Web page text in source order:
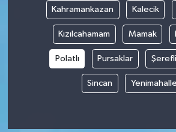
Kahramankazan Kalecik
Kızılcahamam Mamak
Polatlı Pursaklar
Sincan Yenimahalle